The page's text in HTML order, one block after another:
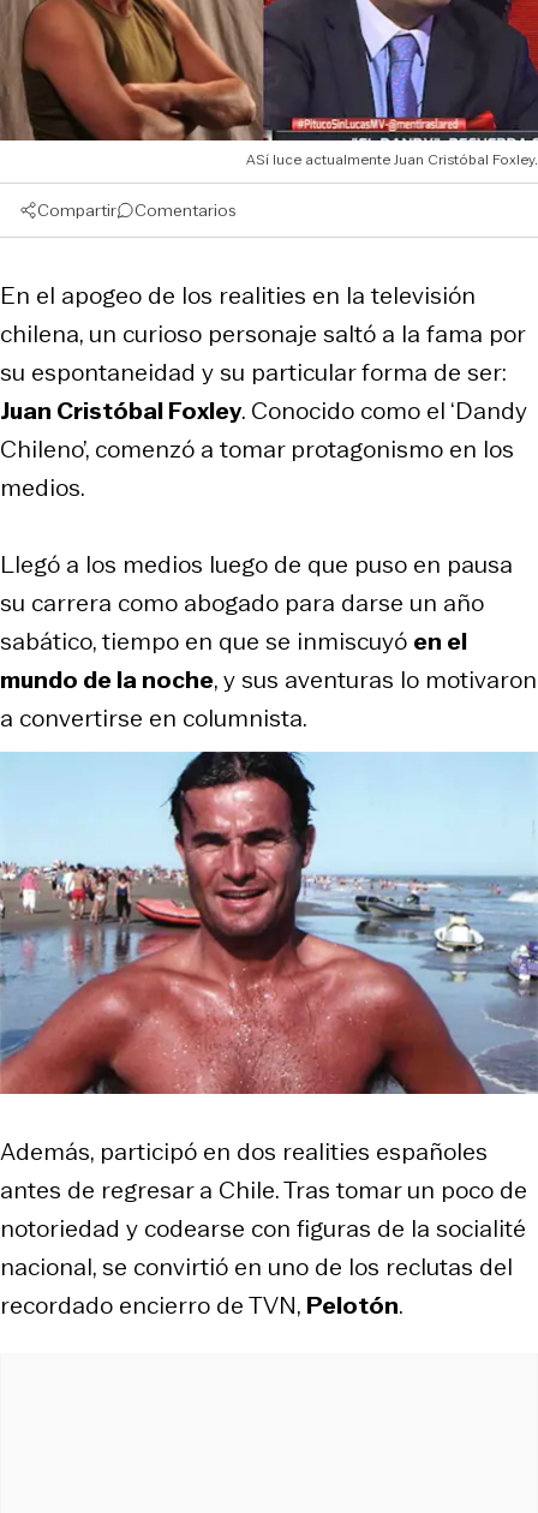
ASí luce actualmente Juan Cristóbal Foxley.
Compartir Comentarios
En el apogeo de los realities en la televisión
chilena, un curioso personaje saltó a la fama por
su espontaneidad y su particular forma de ser:
Juan Cristóbal Foxley. Conocido como el ‘Dandy
Chileno’, comenzó a tomar protagonismo en los
medios.
Llegó a los medios luego de que puso en pausa
su carrera como abogado para darse un año
sabático, tiempo en que se inmiscuyó en el
mundo de la noche, y sus aventuras lo motivaron
a convertirse en columnista.
Además, participó en dos realities españoles
antes de regresar a Chile. Tras tomar un poco de
notoriedad y codearse con figuras de la socialité
nacional, se convirtió en uno de los reclutas del
recordado encierro de TVN, Pelotón.